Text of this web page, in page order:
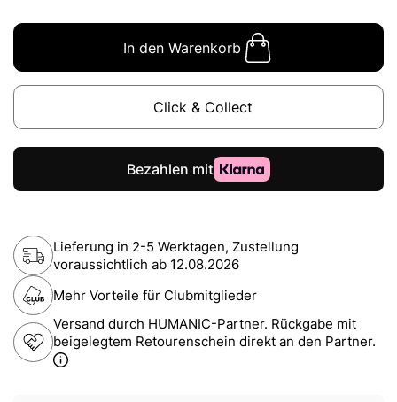
In den Warenkorb
Click & Collect
Lieferung in 2-5 Werktagen, Zustellung
voraussichtlich ab 12.08.2026
Mehr Vorteile für Clubmitglieder
Versand durch HUMANIC-Partner. Rückgabe mit
beigelegtem Retourenschein direkt an den Partner.